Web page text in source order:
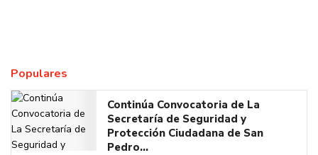
Populares
Continúa Convocatoria de La
Secretaría de Seguridad y
Protección Ciudadana de San
Pedro…